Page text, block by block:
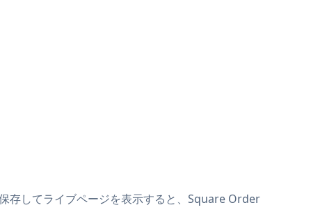
存してライブページを表示すると、Square Order